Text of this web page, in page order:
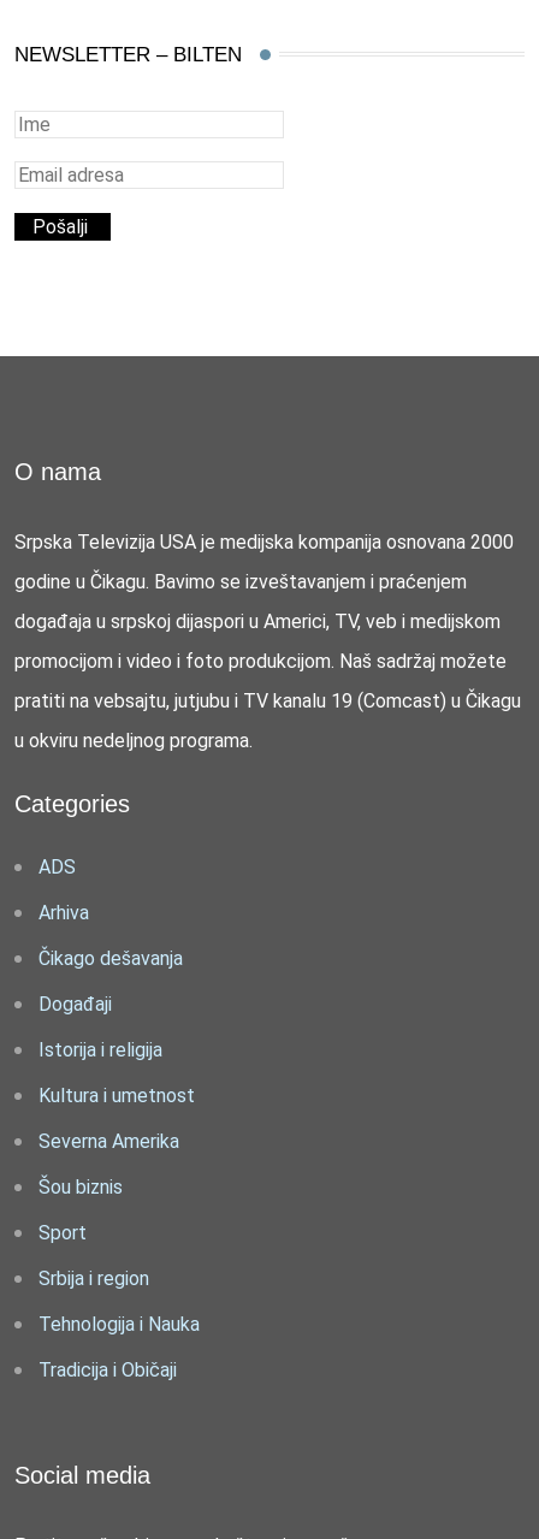
NEWSLETTER – BILTEN
O nama
Srpska Televizija USA je medijska kompanija osnovana 2000
godine u Čikagu. Bavimo se izveštavanjem i praćenjem
događaja u srpskoj dijaspori u Americi, TV, veb i medijskom
promocijom i video i foto produkcijom. Naš sadržaj možete
pratiti na vebsajtu, jutjubu i TV kanalu 19 (Comcast) u Čikagu
u okviru nedeljnog programa.
Categories
ADS
Arhiva
Čikago dešavanja
Događaji
Istorija i religija
Kultura i umetnost
Severna Amerika
Šou biznis
Sport
Srbija i region
Tehnologija i Nauka
Tradicija i Običaji
Social media